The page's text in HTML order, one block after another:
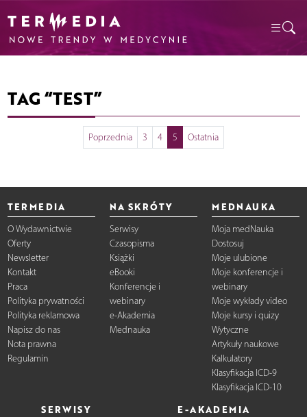
TAG “TEST”
Poprzednia 3 4 5 Ostatnia
TERMEDIA
O Wydawnictwie
Oferty
Newsletter
Kontakt
Praca
Polityka prywatności
Polityka reklamowa
Napisz do nas
Nota prawna
Regulamin
NA SKRÓTY
Serwisy
Czasopisma
Książki
eBooki
Konferencje i
webinary
e-Akademia
Mednauka
MEDNAUKA
Moja medNauka
Dostosuj
Moje ulubione
Moje konferencje i
webinary
Moje wykłady video
Moje kursy i quizy
Wytyczne
Artykuły naukowe
Kalkulatory
Klasyfikacja ICD-9
Klasyfikacja ICD-10
SERWISY E-AKADEMIA